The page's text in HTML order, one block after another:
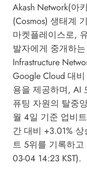
Akash Network(아
(Cosmos) 생태계
마켓플레이스로,
발자에게 중개하는
Infrastructure
Google Cloud 대
용을 제공하며, AI
퓨팅 자원의 탈중
월 4일 기준 업비
간 대비 +3.01%
트 5위를 기록하
03-04 14:23 KST).